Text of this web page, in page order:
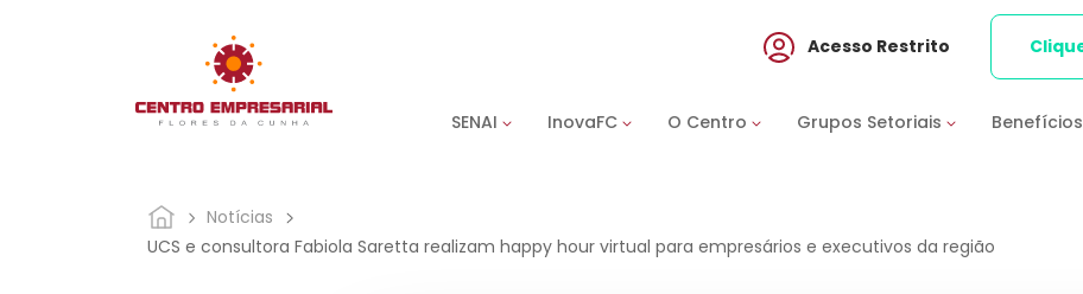
SENAI InovaFC O Centro Grupos Setoriais Benefícios
Acesso Restrito
Notícias
UCS e consultora Fabiola Saretta realizam happy hour virtual para empresários e executivos da região